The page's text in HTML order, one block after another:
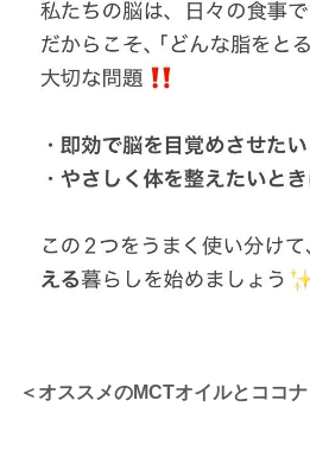
＜オススメのMCTオイルとココ